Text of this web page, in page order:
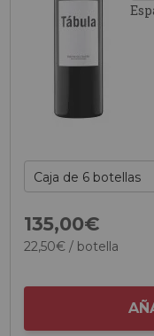
135,00€
22,50€ / botella